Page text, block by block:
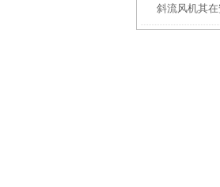
用
斜流风机其